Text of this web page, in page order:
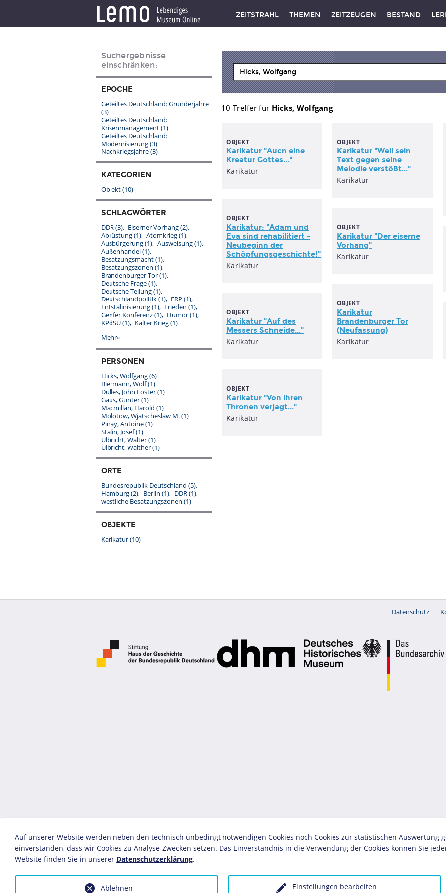
ZEITSTRAHL THEMEN ZEITZEUGEN BESTAND
10 Treffer für Hicks, Wolfgang
OBJEKT
Karikatur "Auch eine
Kreatur Gottes..."
Karikatur
OBJEKT
Karikatur "Weil sein
Text gegen seine
Melodie verstößt..."
Karikatur
OBJEKT
Karikatur: "Adam und
Eva sind rehabilitiert -
Neubeginn der
Schöpfungsgeschichte!"
Karikatur
OBJEKT
Karikatur "Der eiserne
Vorhang"
Karikatur
OBJEKT
Karikatur
Brandenburger Tor
(Neufassung)
Karikatur
OBJEKT
Karikatur "Auf des
Messers Schneide..."
Karikatur
OBJEKT
Karikatur "Von ihren
Thronen verjagt..."
Karikatur
Suchergebnisse
einschränken:
EPOCHE
Geteiltes Deutschland: Gründerjahre
(3)
Geteiltes Deutschland:
Krisenmanagement(1)
Geteiltes Deutschland:
Modernisierung(3)
Nachkriegsjahre(3)
KATEGORIEN
Objekt(10)
SCHLAGWÖRTER
DDR(3) Eiserner Vorhang(2)
Abrüstung(1) Atomkrieg(1)
Ausbürgerung(1) Ausweisung(1)
Außenhandel(1)
Besatzungsmacht(1)
Besatzungszonen (1)
Brandenburger Tor(1)
Deutsche Frage(1)
Deutsche Teilung(1)
Deutschlandpolitik(1) ERP (1)
Entstalinisierung(1) Frieden (1)
Genfer Konferenz(1) Humor(1)
KPdSU(1) Kalter Krieg(1)
Mehr»
PERSONEN
Hicks, Wolfgang(6)
Biermann, Wolf(1)
Dulles, John Foster(1)
Gaus, Günter(1)
Macmillan, Harold (1)
Molotow, Wjatscheslaw M.(1)
Pinay, Antoine(1)
Stalin, Josef(1)
Ulbricht, Walter(1)
Ulbricht, Walther(1)
ORTE
Bundesrepublik Deutschland (5)
Hamburg(2) Berlin (1) DDR(1)
westliche Besatzungszonen (1)
OBJEKTE
Karikatur(10)
Datenschutz
Auf unserer Website werden neben den technisch unbedingt notwendigen Cookies noch Cookies zur statistischen Auswertung
einverstanden, dass wir Cookies zu Analyse-Zwecken setzen. Das Einverständnis in die Verwendung der Cookies können Sie
Website finden Sie in unserer Datenschutzerklärung.
Einstellungen bearbeiten
Ablehnen